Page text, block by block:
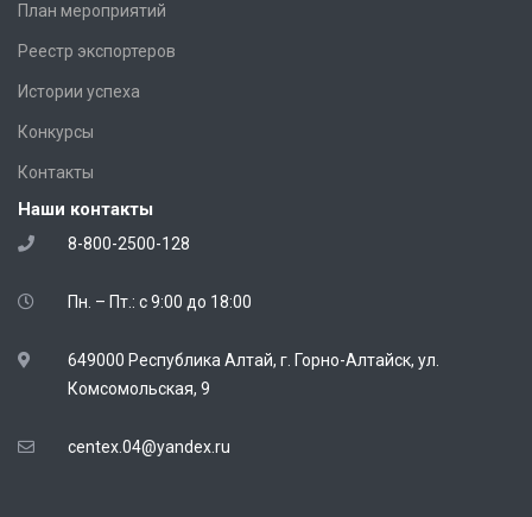
План мероприятий
Реестр экспортеров
Истории успеха
Конкурсы
Контакты
Наши контакты
8-800-2500-128
Пн. – Пт.: с 9:00 до 18:00
649000 Республика Алтай, г. Горно-Алтайск, ул.
Комсомольская, 9
centex.04@yandex.ru